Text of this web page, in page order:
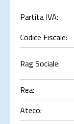
Partita IVA:
Codice Fiscale:
Rag Sociale:
Rea:
Ateco: